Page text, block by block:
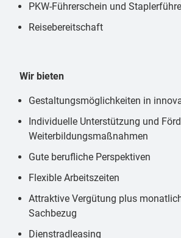
PKW-Führerschein und
Reisebereitschaft
Wir bieten
Gestaltungsmöglichkeiten in
Individuelle Unterstützung und
Weiterbildungsmaßnahmen
Gute berufliche Perspektiven
Flexible Arbeitszeiten
Attraktive Vergütung plus
Sachbezug
Dienstradleasing